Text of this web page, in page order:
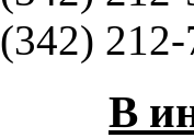
(342)
В